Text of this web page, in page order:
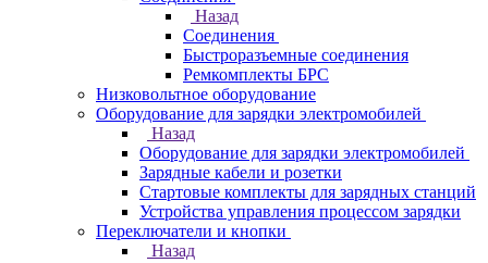
Назад
Соединения
Быстроразъемные соединения
Ремкомплекты БРС
Низковольтное оборудование
Оборудование для зарядки электромобилей
Назад
Оборудование для зарядки электромобилей
Зарядные кабели и розетки
Стартовые комплекты для зарядных станций
Устройства управления процессом зарядки
Переключатели и кнопки
Назад